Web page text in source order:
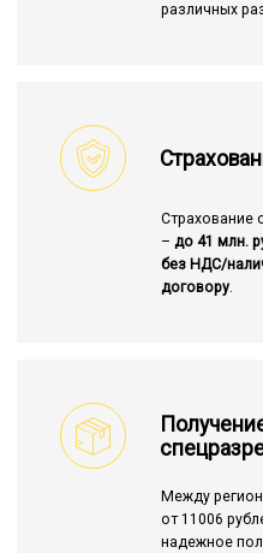
различных
Страхование
– до 41 млн.
без НДС/
договору.
Между
от 11006
надежное